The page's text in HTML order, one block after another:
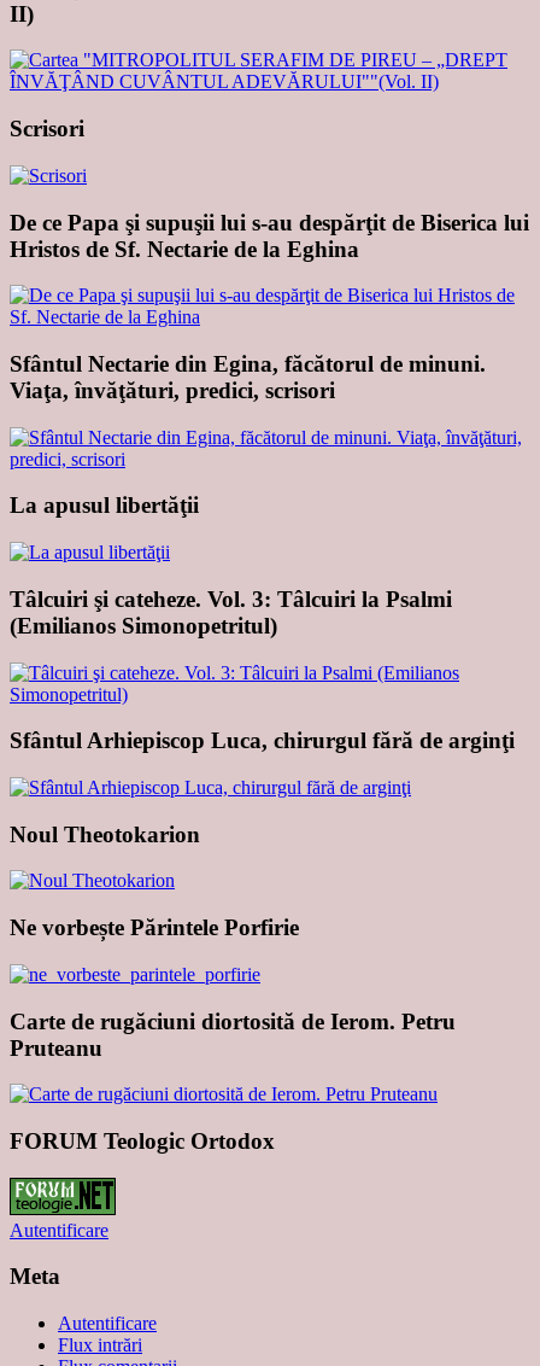
II)
Scrisori
De ce Papa şi supuşii lui s-au despărţit de Biserica lui
Hristos de Sf. Nectarie de la Eghina
Sfântul Nectarie din Egina, făcătorul de minuni.
Viaţa, învăţături, predici, scrisori
La apusul libertăţii
Tâlcuiri şi cateheze. Vol. 3: Tâlcuiri la Psalmi
(Emilianos Simonopetritul)
Sfântul Arhiepiscop Luca, chirurgul fără de arginţi
Noul Theotokarion
Ne vorbește Părintele Porfirie
Carte de rugăciuni diortosită de Ierom. Petru
Pruteanu
FORUM Teologic Ortodox
Autentificare
Meta
Autentificare
Flux intrări